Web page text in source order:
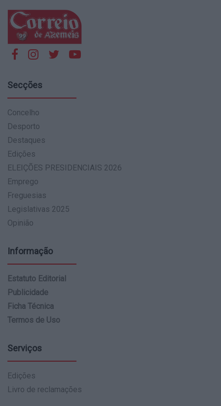
Secções
Concelho
Desporto
Destaques
Edições
ELEIÇÕES PRESIDENCIAIS 2026
Emprego
Freguesias
Legislativas 2025
Opinião
Informação
Estatuto Editorial
Publicidade
Ficha Técnica
Termos de Uso
Serviços
Edições
Livro de reclamações